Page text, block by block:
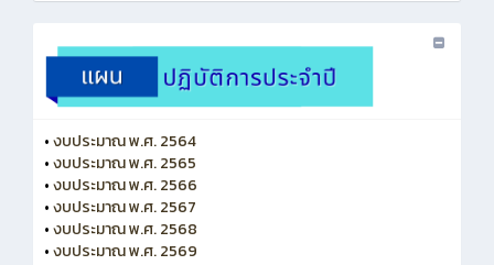
•งบประมาณ พ.ศ. 2564
•งบประมาณ พ.ศ. 2565
•งบประมาณ พ.ศ. 2566
•งบประมาณ พ.ศ. 2567
•งบประมาณ พ.ศ. 2568
•งบประมาณ พ.ศ. 2569